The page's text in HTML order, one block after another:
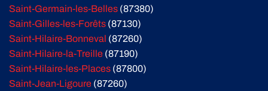
Saint-Germain-les-Belles (87380)
Saint-Gilles-les-Forêts (87130)
Saint-Hilaire-Bonneval (87260)
Saint-Hilaire-la-Treille (87190)
Saint-Hilaire-les-Places (87800)
Saint-Jean-Ligoure (87260)